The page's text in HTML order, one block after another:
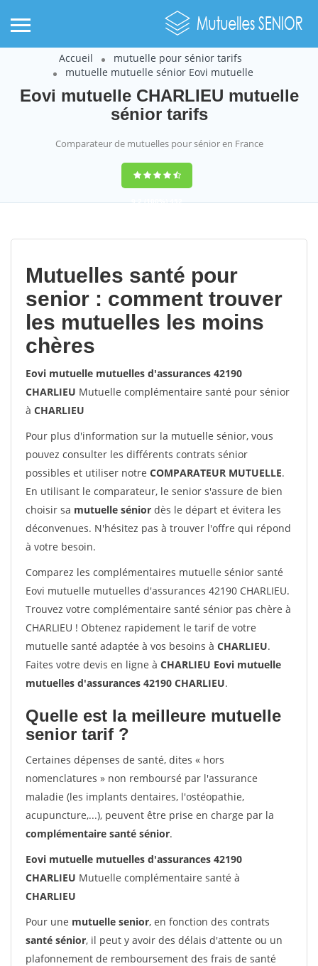
Accueil
mutuelle pour sénior tarifs
mutuelle mutuelle sénior Eovi mutuelle
Eovi mutuelle CHARLIEU mutuelle
sénior tarifs
Comparateur de mutuelles pour sénior en France
9,2(100%)452
Mutuelles santé pour
senior : comment trouver
les mutuelles les moins
chères
Eovi mutuelle mutuelles d'assurances 42190
CHARLIEU Mutuelle complémentaire santé pour sénior
à CHARLIEU
Pour plus d'information sur la mutuelle sénior, vous
pouvez consulter les différents contrats sénior
possibles et utiliser notre COMPARATEUR MUTUELLE.
En utilisant le comparateur, le senior s'assure de bien
choisir sa mutuelle sénior dès le départ et évitera les
déconvenues. N'hésitez pas à trouver l'offre qui répond
à votre besoin.
Comparez les complémentaires mutuelle sénior santé
Eovi mutuelle mutuelles d'assurances 42190 CHARLIEU.
Trouvez votre complémentaire santé sénior pas chère à
CHARLIEU ! Obtenez rapidement le tarif de votre
mutuelle santé adaptée à vos besoins à CHARLIEU.
Faites votre devis en ligne à CHARLIEU Eovi mutuelle
mutuelles d'assurances 42190 CHARLIEU.
Quelle est la meilleure mutuelle
senior tarif ?
Certaines dépenses de santé, dites « hors
nomenclatures » non remboursé par l'assurance
maladie (les implants dentaires, l'ostéopathie,
acupuncture,...), peuvent être prise en charge par la
complémentaire santé sénior.
Eovi mutuelle mutuelles d'assurances 42190
CHARLIEU Mutuelle complémentaire santé à
CHARLIEU
Pour une mutuelle senior, en fonction des contrats
santé sénior, il peut y avoir des délais d'attente ou un
plafonnement de remboursement des frais de santé